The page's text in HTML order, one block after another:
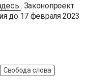
. Законопроект
до 17 февраля 2023
Свобода слова